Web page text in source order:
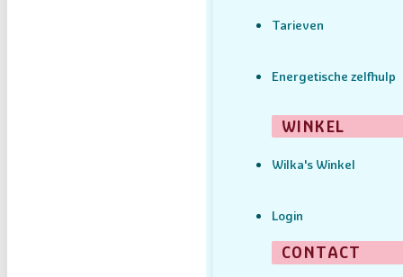
Tarieven
Energetische zelfhulp
WINKEL
Wilka's Winkel
Login
CONTACT